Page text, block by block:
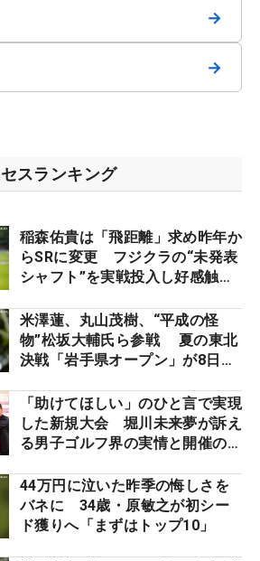
→
→
スランキング
稲森佑貴は「飛距離」求め昨年か
らSRに変更 フジクラの“未発表
シャフト”を実戦投入し好感触
ーのヒトネタ！】
米澤蓮、丸山茂樹、“平成の怪
物”松坂大輔氏ら参戦 夏の東北
決戦「岩手県オープン」が8日開
「助けてほしい」のひと言で実現
した新規大会 堀川未来夢が訴え
る男子ゴルフ界の実情と開催の舞
44万円に泣いた昨季の悔しさを
バネに 34歳・原敏之が初シー
ド獲りへ「まずはトップ10」